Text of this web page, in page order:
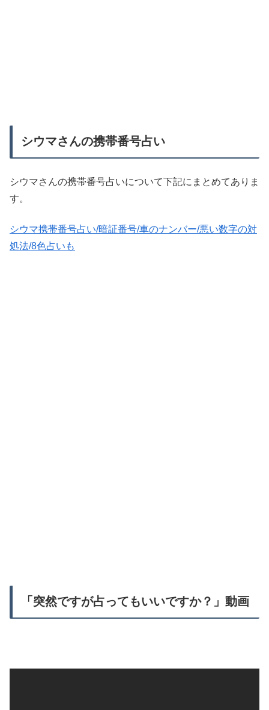
シウマさんの携帯番号占い
シウマさんの携帯番号占いについて下記にまとめてありま
す。
シウマ携帯番号占い/暗証番号/車のナンバー/悪い数字の対
処法/8色占いも
「突然ですが占ってもいいですか？」動画